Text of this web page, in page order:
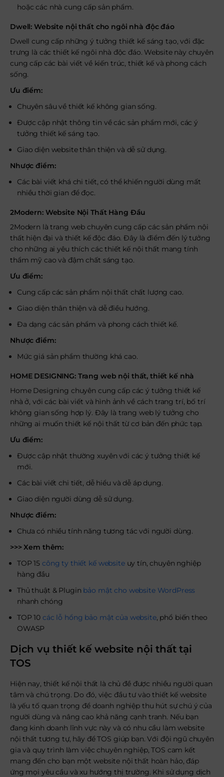
hoặc các nhà cung cấp sản phẩm.
Dwell: Website nội thất cho ngôi nhà độc đáo
Dwell cung cấp những ý tưởng thiết kế sáng tạo, với đặc
trưng là các thiết kế ngôi nhà độc đáo. Website này chuyên
cung cấp các bài viết về kiến trúc, thiết kế và phong cách
sống.
Ưu điểm:
Chuyên sâu về thiết kế không gian sống.
Được cập nhật thông tin về các sản phẩm mới, các ý
tưởng thiết kế sáng tạo.
Giao diện website thân thiện và dễ sử dụng.
Nhược điểm:
Các bài viết khá chi tiết, có thể khiến người dùng mất
nhiều thời gian để đọc.
2Modern: Website Nội Thất Hàng Đầu
2Modern là trang web chuyên cung cấp các sản phẩm nội
thất hiện đại và thiết kế độc đáo. Đây là điểm đến lý tưởng
cho những ai yêu thích các thiết kế nội thất mang tính
thẩm mỹ cao và đậm chất sáng tạo.
Ưu điểm:
Cung cấp các sản phẩm nội thất chất lượng cao.
Giao diện thân thiện và dễ điều hướng.
Đa dạng các sản phẩm và phong cách thiết kế.
Nhược điểm:
Mức giá sản phẩm thường khá cao.
HOME DESIGNING: Trang web nội thất, thiết kế nhà
Home Designing chuyên cung cấp các ý tưởng thiết kế
nhà ở, với các bài viết và hình ảnh về cách trang trí, bố trí
không gian sống hợp lý. Đây là trang web lý tưởng cho
những ai muốn thiết kế nội thất từ cơ bản đến phức tạp.
Ưu điểm:
Được cập nhật thường xuyên với các ý tưởng thiết kế
mới.
Các bài viết chi tiết, dễ hiểu và dễ áp dụng.
Giao diện người dùng dễ sử dụng.
Nhược điểm:
Chưa có nhiều tính năng tương tác với người dùng.
>>> Xem thêm:
TOP 15công ty thiết kế websiteuy tín, chuyên nghiệp
hàng đầu
Thủ thuật & Plugin bảo mật cho website WordPress
nhanh chóng
TOP 10các lỗ hổng bảo mật của website, phổ biến theo
OWASP
Dịch vụ thiết kế website nội thất tại
TOS
Hiện nay, thiết kế nội thất là chủ đề được nhiều người quan
tâm và chú trọng. Do đó, việc đầu tư vào thiết kế website
là yếu tố quan trọng để doanh nghiệp thu hút sự chú ý của
người dùng và nâng cao khả năng cạnh tranh. Nếu bạn
đang kinh doanh lĩnh vực này và có nhu cầu làm website
nội thất tương tự, hãy để TOS giúp bạn. Với đội ngũ chuyên
gia và quy trình làm việc chuyên nghiệp, TOS cam kết
mang đến cho bạn một website nội thất hoàn hảo, đáp
ứng mọi yêu cầu và xu hướng thị trường. Khi sử dụng dịch